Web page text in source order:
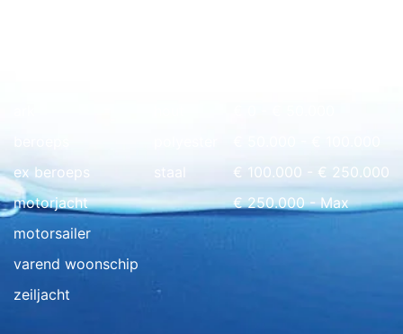
ex beroeps
motorjacht
motorsailer
varend woonschip
zeiljacht
€ 100.000 - € 250.000
€ 250.000 - Max